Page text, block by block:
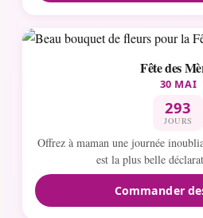
Fête des
30 MAI
293
JOURS
Offrez à maman une journée
est la plus belle
Commander